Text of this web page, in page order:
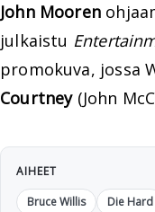
John Mooren
julkaistu
promokuva, jossa
Courtney(John
AIHEET
Bruce Willis
Die Hard